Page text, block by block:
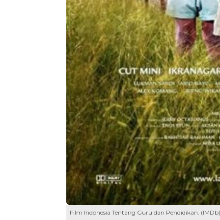
Film Indonesia Tentang Guru dan Pendidikan. (IMDb)